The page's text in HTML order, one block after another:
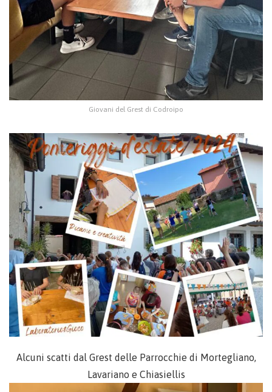
Giovani del Grest di Codroipo
Alcuni scatti dal Grest delle Parrocchie di Mortegliano,
Lavariano e Chiasiellis